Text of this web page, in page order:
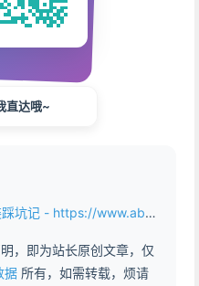
直达哦~
how_install_typecho_v120.html
，即为站长原创文章，仅
据 所有，如需转载，烦请